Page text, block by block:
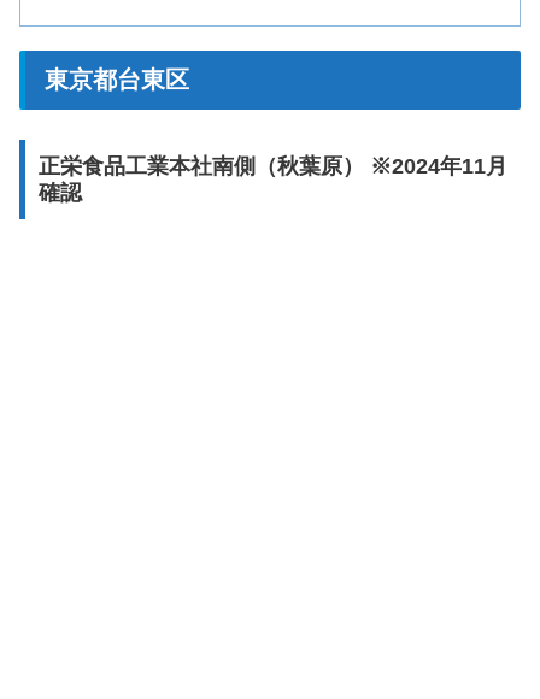
東京都台東区
正栄食品工業本社南側（秋葉原） ※2024年11月
確認